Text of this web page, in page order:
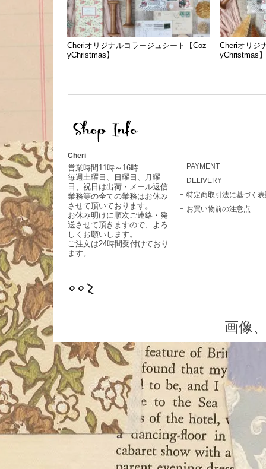
Cheriオリジナルコラージュシート【Coz
yChristmas】
Cheriオリジ
yChristmas】
Cheri
営業時間11時～16時
毎週土曜日、日曜日、月曜
日、祝日は出荷・メール返信
業務等の全ての業務はお休み
させて頂いております。
お休み明けに順次ご連絡・発
送させて頂きますので、よろ
しくお願いします。
ご注文は24時間受付けており
ます。
PAYMENT
DELIVERY
特定商取引法に基づく
お買い物前の注意点
画像